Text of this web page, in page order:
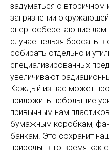
задуматься о вторичном
загрязнении
энергосберегающие
случае нельзя бросать
собирать отдельно и
специализированных
увеличивают
Каждый из нас может
приложить небольшие
привычным нам
бумажным коробкам,
банкам. Это сохранит
природы, в то время как